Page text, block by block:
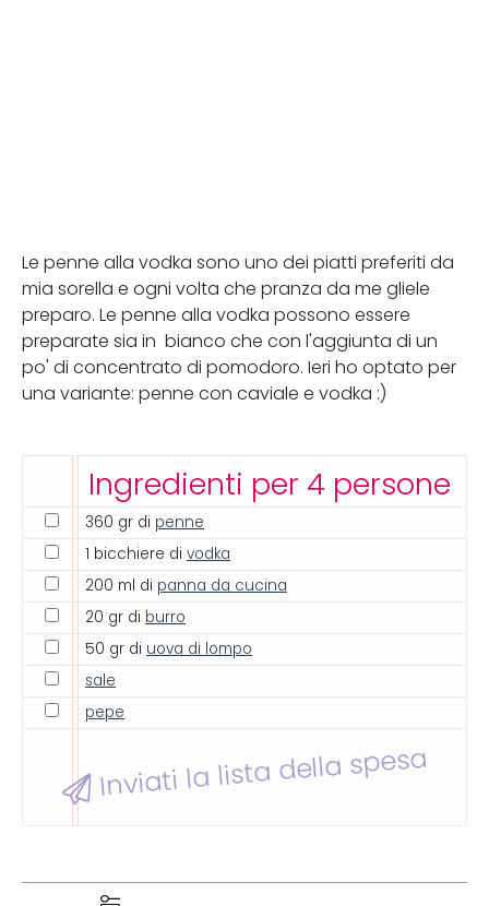
Le penne alla vodka sono uno dei piatti preferiti da
mia sorella e ogni volta che pranza da me gliele
preparo. Le penne alla vodka possono essere
preparate sia in bianco che con l'aggiunta di un
po' di concentrato di pomodoro. Ieri ho optato per
una variante: penne con caviale e vodka :)
Ingredienti per 4 persone
360 gr di penne
1 bicchiere di vodka
200 ml di panna da cucina
20 gr di burro
50 gr di uova di lompo
sale
pepe
Inviati la lista della spesa